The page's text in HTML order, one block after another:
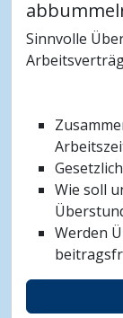
Sinnvolle
Wie soll
Werden